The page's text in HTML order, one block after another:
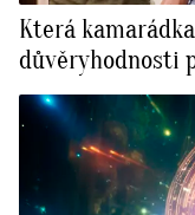
Která
důvěryhodnosti